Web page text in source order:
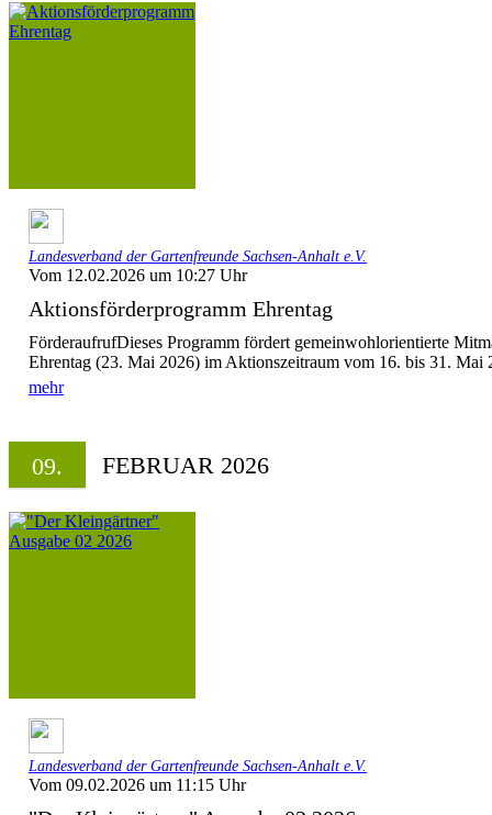
Landesverband der Gartenfreunde Sachsen-Anhalt e.V.
Vom 12.02.2026 um 10:27 Uhr
Aktionsförderprogramm Ehrentag
FörderaufrufDieses Programm fördert gemeinwohlorientierte
Ehrentag (23. Mai 2026) im Aktionszeitraum vom 16. bis 31. Mai
mehr
09. FEBRUAR 2026
Landesverband der Gartenfreunde Sachsen-Anhalt e.V.
Vom 09.02.2026 um 11:15 Uhr